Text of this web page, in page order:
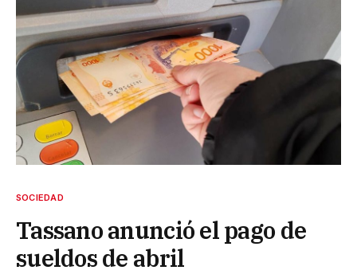
SOCIEDAD
Tassano anunció el pago de
sueldos de abril